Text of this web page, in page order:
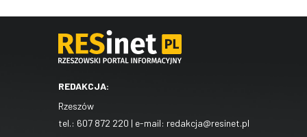
REDAKCJA:
Rzeszów
tel.: 607 872 220 | e-mail: redakcja@resinet.pl